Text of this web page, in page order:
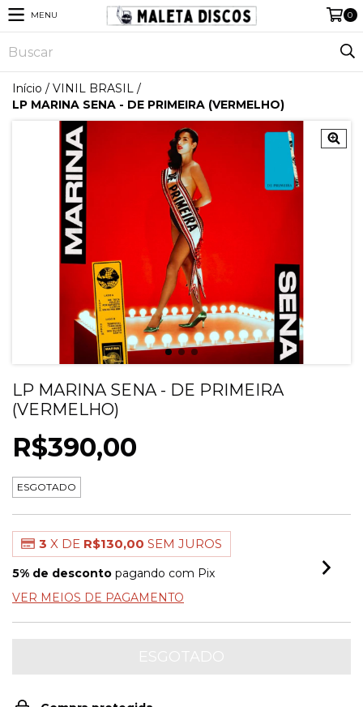
MENU 0
Início / VINIL BRASIL /
LP MARINA SENA - DE PRIMEIRA (VERMELHO)
LP MARINA SENA - DE PRIMEIRA
(VERMELHO)
R$390,00
ESGOTADO
3 X DE R$130,00 SEM JUROS
5% de desconto pagando com Pix
VER MEIOS DE PAGAMENTO